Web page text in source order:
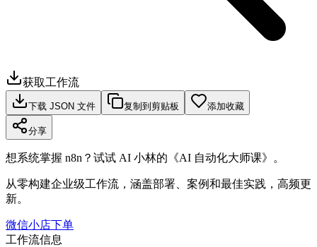
获取工作流
下载 JSON 文件 复制到剪贴板 添加收藏
分享
想系统掌握 n8n？试试 AI 小林的《AI 自动化大师课》。
从零构建企业级工作流，涵盖部署、案例和最佳实践，高频更
新。
微信小店下单
工作流信息